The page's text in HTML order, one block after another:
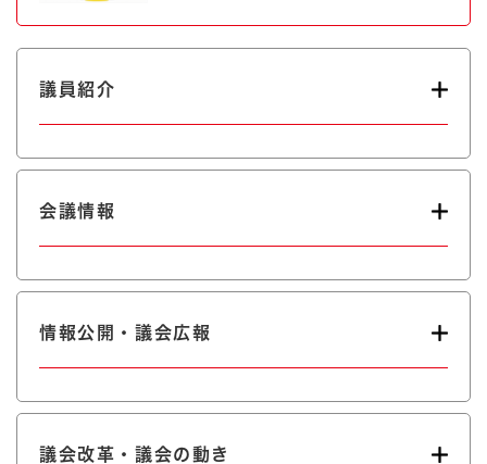
議員紹介
会議情報
情報公開・議会広報
議会改革・議会の動き